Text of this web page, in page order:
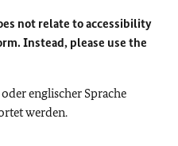
not relate to accessibility
Instead, please use the
englischer Sprache
werden.